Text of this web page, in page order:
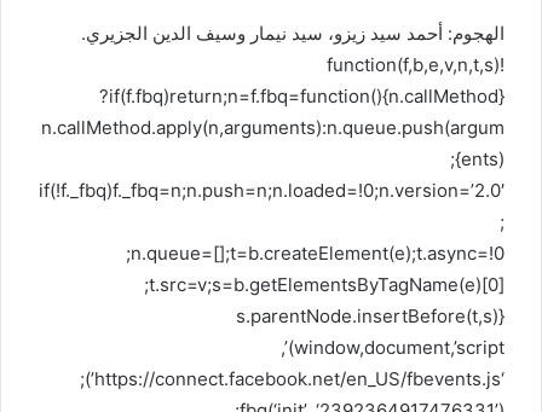
الهجوم: أحمد سيد زيزو، سيد نيمار وسيف الدين الجزيري.
!function(f,b,e,v,n,t,s)
{if(f.fbq)return;n=f.fbq=function(){n.callMethod?
n.callMethod.apply(n,arguments):n.queue.push(argum
ents)};
if(!f._fbq)f._fbq=n;n.push=n;n.loaded=!0;n.version=’2.0′
;
n.queue=[];t=b.createElement(e);t.async=!0;
t.src=v;s=b.getElementsByTagName(e)[0];
s.parentNode.insertBefore(t,s)}
(window,document,’script’,
‘https://connect.facebook.net/en_US/fbevents.js’);